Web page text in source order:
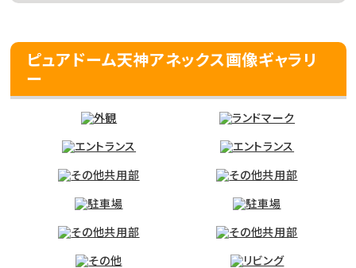
ピュアドーム天神アネックス画像ギャラリ
ー